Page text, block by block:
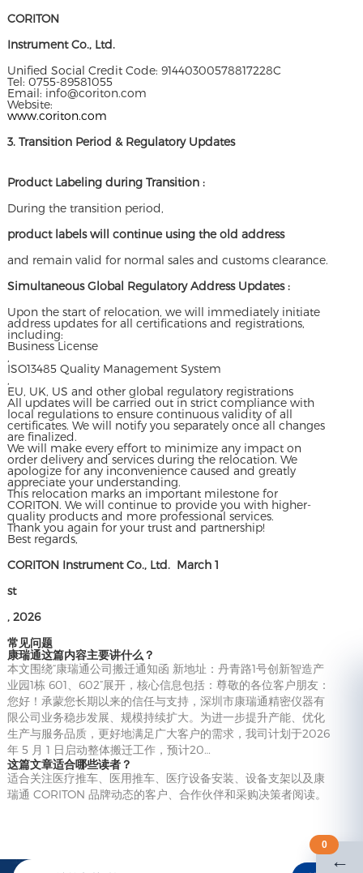
CORITON
Instrument Co., Ltd.
Unified Social Credit Code: 91440300578817228C
Tel: 0755-89581055
Email: info@coriton.com
Website:
www.coriton.com
3. Transition Period & Regulatory Updates
Product Labeling during Transition :
During the transition period,
product labels will continue using the old address
and remain valid for normal sales and customs clearance.
Simultaneous Global Regulatory Address Updates :
Upon the start of relocation, we will immediately initiate
address updates for all certifications and registrations,
including:
Business License
,
ISO13485 Quality Management System
,
EU, UK, US and other global regulatory registrations
All updates will be carried out in strict compliance with
local regulations to ensure continuous validity of all
certificates. We will notify you separately once all changes
are finalized.
We will make every effort to minimize any impact on
order delivery and services during the relocation. We
apologize for any inconvenience caused and greatly
appreciate your understanding.
This relocation marks an important milestone for
CORITON. We will continue to provide you with higher-
quality products and more professional services.
Thank you again for your trust and partnership!
Best regards,
CORITON Instrument Co., Ltd. March 1
st
, 2026
常见问题
康瑞通这篇内容主要讲什么？
本文围绕“康瑞通公司搬迁通知函 新地址：丹青路1号创新智造产
业园1栋 601、602”展开，核心信息包括：尊敬的各位客户朋友：
您好！承蒙您长期以来的信任与支持，深圳市康瑞通精密仪器有
限公司业务稳步发展、规模持续扩大。为进一步提升产能、优化
生产与服务品质，更好地满足广大客户的需求，我司计划于2026
年 5 月 1 日启动整体搬迁工作，预计20…
这篇文章适合哪些读者？
适合关注医疗推车、医用推车、医疗设备安装、设备支架以及康
瑞通 CORITON 品牌动态的客户、合作伙伴和采购决策者阅读。
←
0